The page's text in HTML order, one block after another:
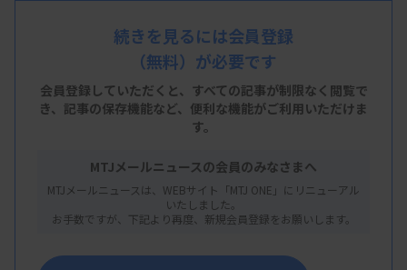
続きを見るには会員登録
（無料）が必要です
会員登録していただくと、すべての記事が制限なく閲覧で
き、 記事の保存機能など、便利な機能がご利用いただけま
す。
MTJメールニュースの会員のみなさまへ
MTJメールニュースは、WEBサイト「MTJ ONE」にリニューアル
いたしました。
お手数ですが、下記より再度、新規会員登録をお願いします。